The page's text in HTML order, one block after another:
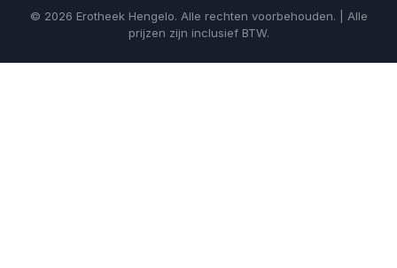
© 2026 Erotheek Hengelo. Alle rechten voorbehouden. | Alle
prijzen zijn inclusief BTW.